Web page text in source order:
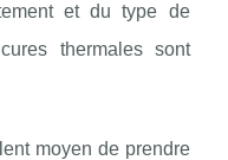
et du type de
thermales sont
moyen de prendre